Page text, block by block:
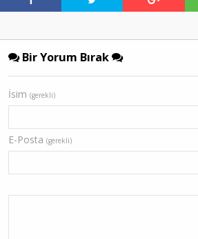
Bir Yorum Bırak
İsim (gerekli)
E-Posta (gerekli)